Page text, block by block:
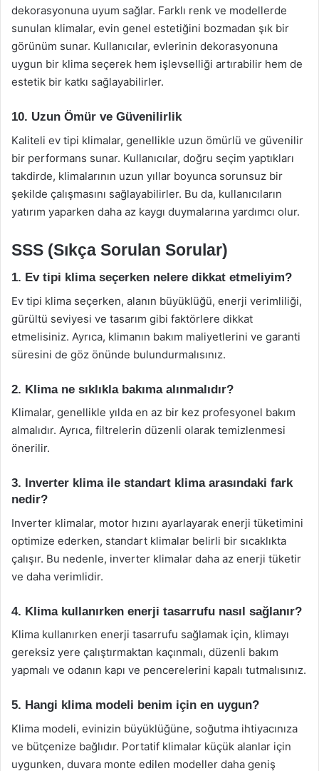
dekorasyonuna uyum sağlar. Farklı renk ve modellerde
sunulan klimalar, evin genel estetiğini bozmadan şık bir
görünüm sunar. Kullanıcılar, evlerinin dekorasyonuna
uygun bir klima seçerek hem işlevselliği artırabilir hem de
estetik bir katkı sağlayabilirler.
10. Uzun Ömür ve Güvenilirlik
Kaliteli ev tipi klimalar, genellikle uzun ömürlü ve güvenilir
bir performans sunar. Kullanıcılar, doğru seçim yaptıkları
takdirde, klimalarının uzun yıllar boyunca sorunsuz bir
şekilde çalışmasını sağlayabilirler. Bu da, kullanıcıların
yatırım yaparken daha az kaygı duymalarına yardımcı olur.
SSS (Sıkça Sorulan Sorular)
1. Ev tipi klima seçerken nelere dikkat etmeliyim?
Ev tipi klima seçerken, alanın büyüklüğü, enerji verimliliği,
gürültü seviyesi ve tasarım gibi faktörlere dikkat
etmelisiniz. Ayrıca, klimanın bakım maliyetlerini ve garanti
süresini de göz önünde bulundurmalısınız.
2. Klima ne sıklıkla bakıma alınmalıdır?
Klimalar, genellikle yılda en az bir kez profesyonel bakım
almalıdır. Ayrıca, filtrelerin düzenli olarak temizlenmesi
önerilir.
3. Inverter klima ile standart klima arasındaki fark
nedir?
Inverter klimalar, motor hızını ayarlayarak enerji tüketimini
optimize ederken, standart klimalar belirli bir sıcaklıkta
çalışır. Bu nedenle, inverter klimalar daha az enerji tüketir
ve daha verimlidir.
4. Klima kullanırken enerji tasarrufu nasıl sağlanır?
Klima kullanırken enerji tasarrufu sağlamak için, klimayı
gereksiz yere çalıştırmaktan kaçınmalı, düzenli bakım
yapmalı ve odanın kapı ve pencerelerini kapalı tutmalısınız.
5. Hangi klima modeli benim için en uygun?
Klima modeli, evinizin büyüklüğüne, soğutma ihtiyacınıza
ve bütçenize bağlıdır. Portatif klimalar küçük alanlar için
uygunken, duvara monte edilen modeller daha geniş